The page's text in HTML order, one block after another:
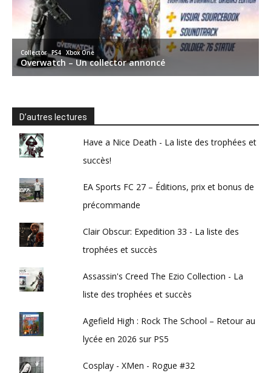
D’autres lectures
Have a Nice Death - La liste des trophées et
succès!
EA Sports FC 27 – Éditions, prix et bonus de
précommande
Clair Obscur: Expedition 33 - La liste des
trophées et succès
Assassin's Creed The Ezio Collection - La
liste des trophées et succès
Agefield High : Rock The School – Retour au
lycée en 2026 sur PS5
Cosplay - XMen - Rogue #32